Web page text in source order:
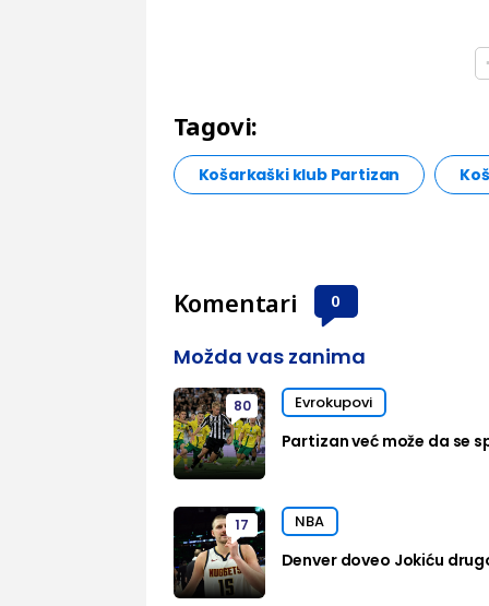
Tagovi:
Košarkaški klub Partizan
Komentari 0
Možda vas zanima
80 Evrokupovi
Partizan već može da se
17 NBA
Denver doveo Jokiću